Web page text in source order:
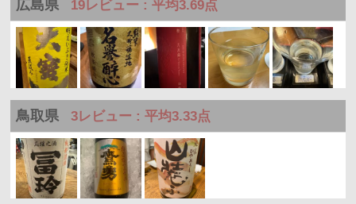
広島県 19レビュー : 平均3.69点
鳥取県 3レビュー : 平均3.33点